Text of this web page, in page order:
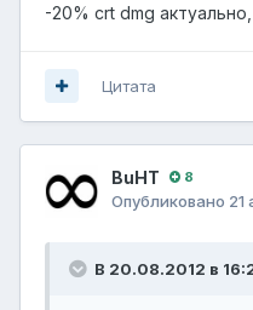
-20% crt dmg актуально,
Цитата
BuHT 8
Опубликовано 21
В 20.08.2012 в